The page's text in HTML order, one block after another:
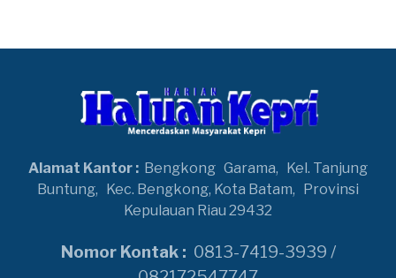
Alamat Kantor : Bengkong Garama, Kel. Tanjung
Buntung, Kec. Bengkong, Kota Batam, Provinsi
Kepulauan Riau 29432
Nomor Kontak : 0813-7419-3939 /